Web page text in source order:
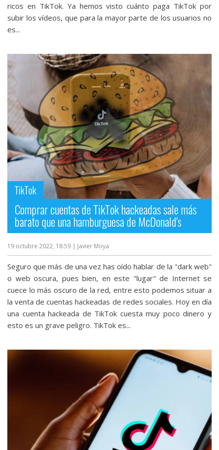
ricos en TikTok. Ya hemos visto cuánto paga TikTok por
subir los vídeos, que para la mayor parte de los usuarios no
es...
TikTok
Comprar cuentas de TikTok hackeadas sale más
barato que una hamburguesa de McDonald's
19 octubre 2022, 18:59 | Javier Moya
Seguro que más de una vez has oído hablar de la "dark web"
o web oscura, pues bien, en este "lugar" de Internet se
cuece lo más oscuro de la red, entre esto podemos situar a
la venta de cuentas hackeadas de redes sociales. Hoy en día
una cuenta hackeada de TikTok cuesta muy poco dinero y
esto es un grave peligro. TikTok es...